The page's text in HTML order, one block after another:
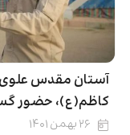
‌آستان مقدس علوی
کاظم(ع)، حضور
۲۶ بهمن ۱۴۰۱